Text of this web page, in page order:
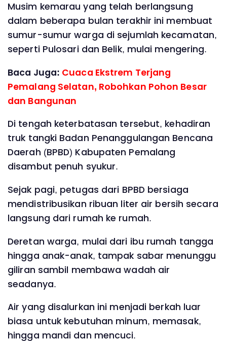
Musim kemarau yang telah berlangsung
dalam beberapa bulan terakhir ini membuat
sumur-sumur warga di sejumlah kecamatan,
seperti Pulosari dan Belik, mulai mengering.
Baca Juga: Cuaca Ekstrem Terjang
Pemalang Selatan, Robohkan Pohon Besar
dan Bangunan
Di tengah keterbatasan tersebut, kehadiran
truk tangki Badan Penanggulangan Bencana
Daerah (BPBD) Kabupaten Pemalang
disambut penuh syukur.
Sejak pagi, petugas dari BPBD bersiaga
mendistribusikan ribuan liter air bersih secara
langsung dari rumah ke rumah.
Deretan warga, mulai dari ibu rumah tangga
hingga anak-anak, tampak sabar menunggu
giliran sambil membawa wadah air
seadanya.
Air yang disalurkan ini menjadi berkah luar
biasa untuk kebutuhan minum, memasak,
hingga mandi dan mencuci.